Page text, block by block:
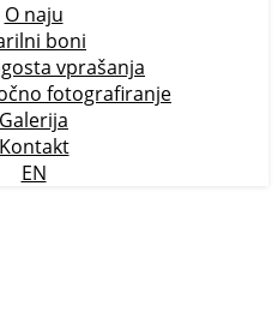
O naju
boni
vprašanja
fotografiranje
Galerija
Kontakt
EN